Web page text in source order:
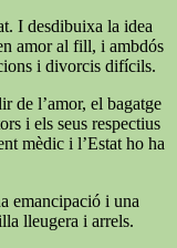
I desdibuixa la idea
amor al fill, i ambdós
i divorcis difícils.
de l’amor, el bagatge
i els seus respectius
mèdic i l’Estat ho ha
emancipació i una
lleugera i arrels.